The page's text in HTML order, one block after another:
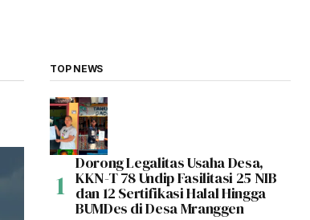
TOP NEWS
Dorong Legalitas Usaha Desa,
KKN-T 78 Undip Fasilitasi 25 NIB
dan 12 Sertifikasi Halal Hingga
BUMDes di Desa Mranggen